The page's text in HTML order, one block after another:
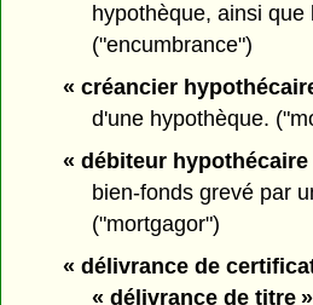
hypothèque, ainsi
("encumbrance")
« créancier
d'une hypothèque.
« débiteur hypothécaire
bien-fonds grevé par
("mortgagor")
« délivrance de
« délivrance de titre »